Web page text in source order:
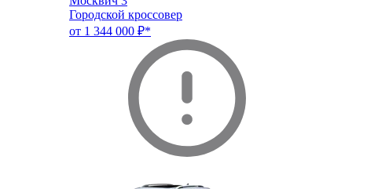
Городской кроссовер
от 1 344 000 ₽*